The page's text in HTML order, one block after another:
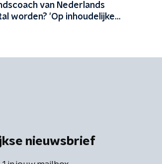
van Nederlands
worden? 'Op inhoudelijke
nieuwsbrief